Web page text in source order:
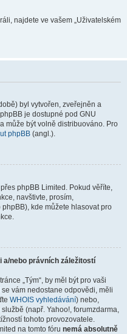
najdete ve vašem „Uživatelském
byl vytvořen, zveřejněn a
je dostupné pod GNU
může být volně distribuováno. Pro
phpBB (angl.).
phpBB Limited. Pokud věříte,
navštivte, prosím,
kde můžete hlasovat pro
a/nebo právních záležitostí
„Tým“, by měl být pro vaši
vám nedostane odpovědi, měli
WHOIS vyhledávání) nebo,
(např. Yahoo!, forumzdarma,
tohoto provozovatele.
na tomto fóru nemá absolutně